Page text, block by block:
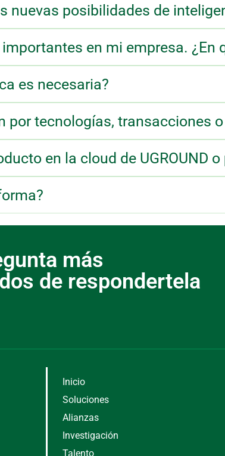
nuevas posibilidades de
en mi empresa. ¿En
es necesaria?
por tecnologías, transacciones
en la cloud de UGROUND
más
de respondertela​
Inicio
Soluciones
Alianzas
Investigación
Talento